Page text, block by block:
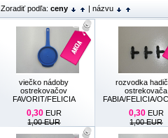
Zoradiť podľa: ceny | názvu
viečko nádoby
ostrekovačov
FAVORIT/FELICIA
0,30 EUR
1,00 EUR
rozvodka
ostrekovača
FABIA/FELICIA/
0,30 EUR
1,00 EUR